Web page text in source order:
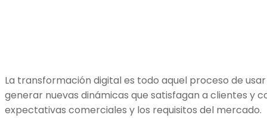
La transformación digital es todo aquel proceso de
generar nuevas dinámicas que satisfagan a clientes y
expectativas comerciales y los requisitos del mercado.